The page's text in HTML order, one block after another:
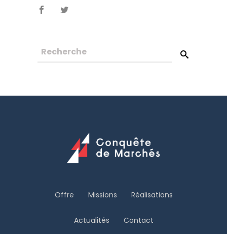
Offre Missions Réalisations
Actualités Contact